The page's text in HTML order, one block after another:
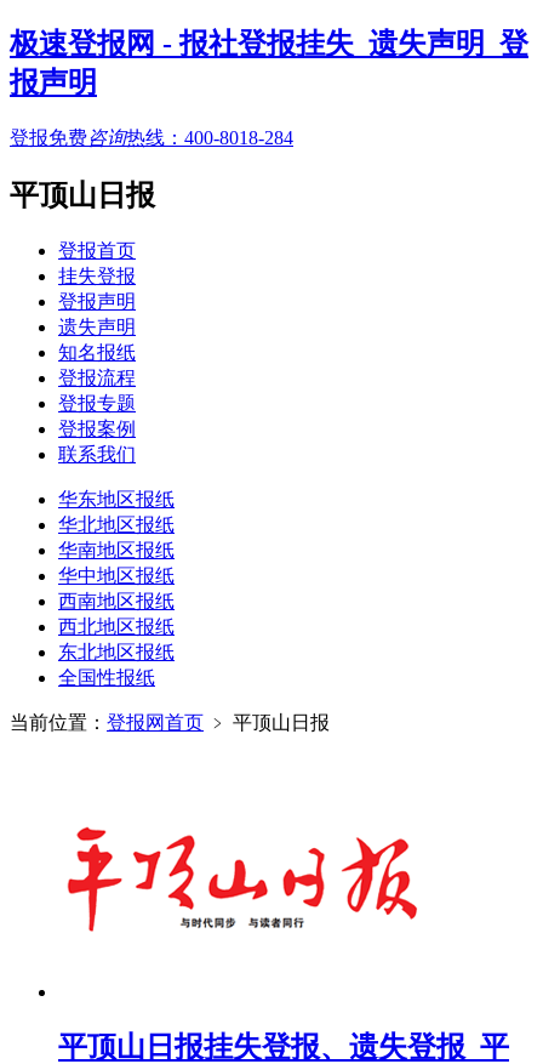
极速登报网 - 报社登报挂失_遗失声明_登
报声明
登报免费咨询热线： 400-8018-284
平顶山日报
登报首页
挂失登报
登报声明
遗失声明
知名报纸
登报流程
登报专题
登报案例
联系我们
华东地区报纸
华北地区报纸
华南地区报纸
华中地区报纸
西南地区报纸
西北地区报纸
东北地区报纸
全国性报纸
当前位置： 登报网首页 ﹥ 平顶山日报
平顶山日报挂失登报、遗失登报_平